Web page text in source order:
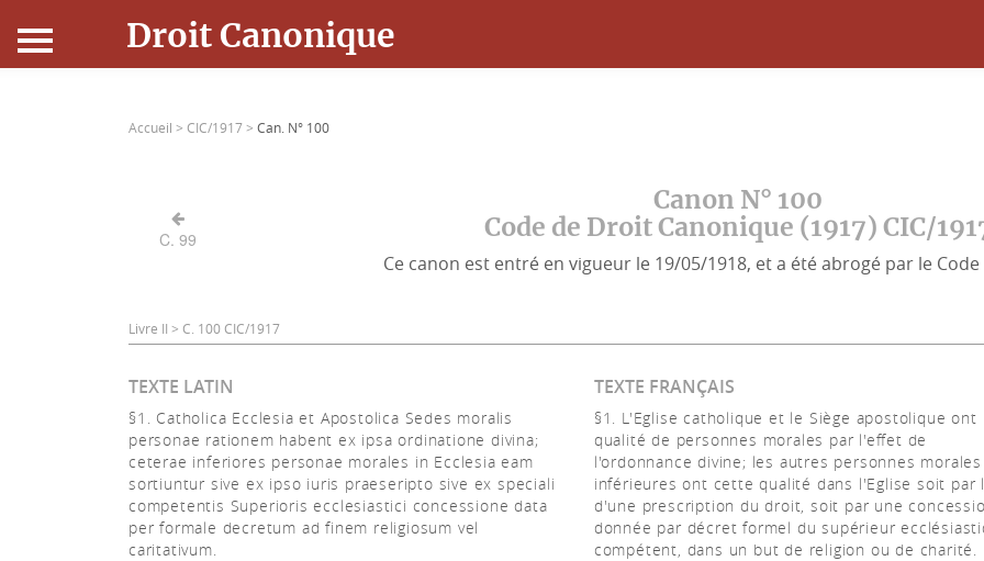
Droit Canonique
Connexion
Accueil > CIC/1917 > Can. N° 100
C. 99
Canon N° 100
Code de Droit Canonique (1917) CIC/
Ce canon est entré en vigueur le 19/05/1918, et a été abrogé par le
Livre II > C. 100 CIC/1917
TEXTE LATIN TEXTE FRANÇAIS
§1. Catholica Ecclesia et Apostolica Sedes moralis
personae rationem habent ex ipsa ordinatione divina;
ceterae inferiores personae morales in Ecclesia eam
sortiuntur sive ex ipso iuris praeseripto sive ex speciali
competentis Superioris ecclesiastici concessione data
per formale decretum ad finem religiosum vel
caritativum.
§1. L'Eglise catholique et le Siège apostolique ont
qualité de personnes morales par l'effet de
l'ordonnance divine; les autres personnes morales
inférieures ont cette qualité dans l'Eglise soit par
d'une prescription du droit, soit par une
donnée par décret formel du supérieur
compétent, dans un but de religion ou de charité.